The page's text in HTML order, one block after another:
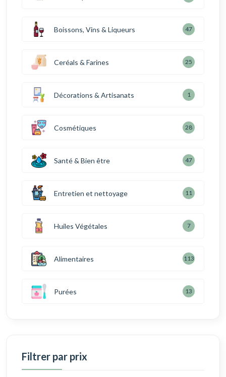
Boissons, Vins & Liqueurs 47
Ceréals & Farines 25
Décorations & Artisanats 1
Cosmétiques 28
Santé & Bien être 47
Entretien et nettoyage 11
Huiles Végétales 7
Alimentaires 113
Purées 13
Filtrer par prix